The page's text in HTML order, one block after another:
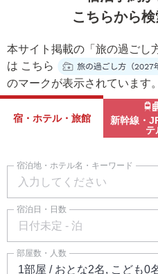
こちらから検
本サイト掲載の「旅の過ごし
は こちら
のマークが表示されています。
宿・ホテル・旅館
新幹線・
テ
宿泊地・ホテル名・キーワード
宿泊日・日数
部屋数・人数